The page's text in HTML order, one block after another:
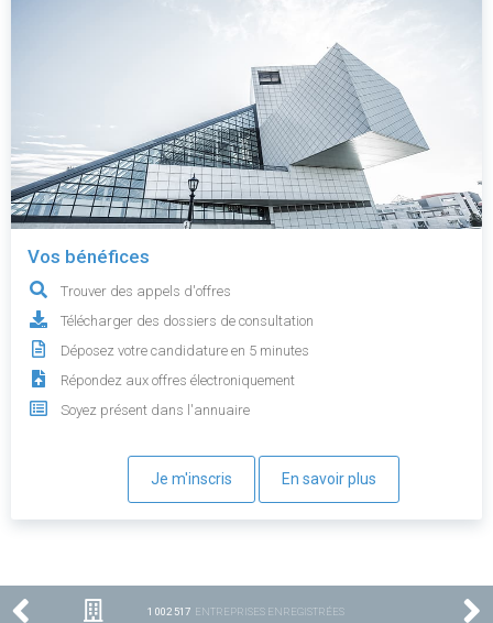
Vos bénéfices
Trouver des appels d'offres
Télécharger des dossiers de consultation
Déposez votre candidature en 5 minutes
Répondez aux offres électroniquement
Soyez présent dans l'annuaire
Je m'inscris En savoir plus
1 002 517 ENTREPRISES ENREGISTRÉES